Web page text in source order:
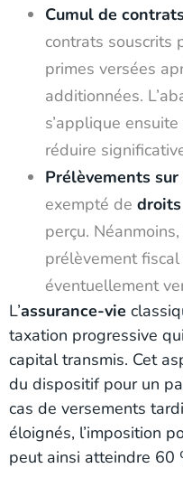
Cumul de
contrats souscrits
primes versées
additionnées.
s’applique
réduire
Prélèvements
exempté de droits
perçu.
prélèvement
éventuellement
L’assurance-vie
taxation progressive
capital transmis. Cet
du dispositif pour un
cas de versements
éloignés, l’imposition
peut ainsi atteindre 60